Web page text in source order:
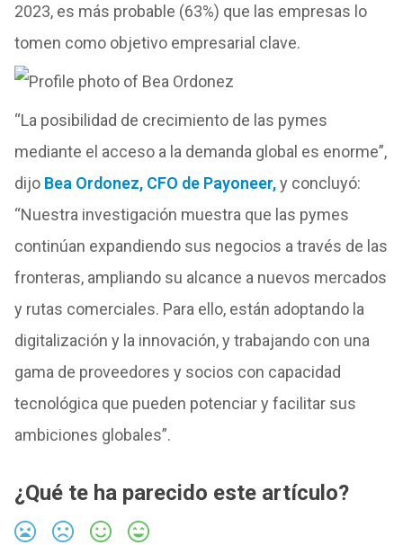
2023, es más probable (63%) que las empresas lo
tomen como objetivo empresarial clave.
“La posibilidad de crecimiento de las pymes
mediante el acceso a la demanda global es enorme”,
dijo Bea Ordonez, CFO de Payoneer,y concluyó:
“Nuestra investigación muestra que las pymes
continúan expandiendo sus negocios a través de las
fronteras, ampliando su alcance a nuevos mercados
y rutas comerciales. Para ello, están adoptando la
digitalización y la innovación, y trabajando con una
gama de proveedores y socios con capacidad
tecnológica que pueden potenciar y facilitar sus
ambiciones globales”.
¿Qué te ha parecido este artículo?